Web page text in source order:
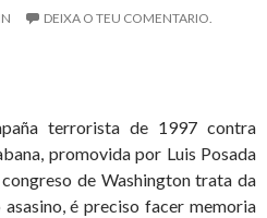
DEIXA O TEU COMENTARIO.
terrorista de 1997 contra
promovida por Luis Posada
de Washington trata da
é preciso facer memoria